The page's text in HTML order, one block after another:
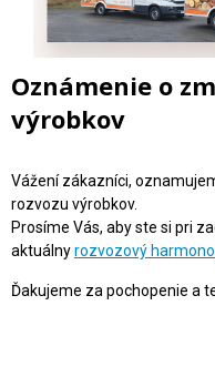
Oznámenie o
výrobkov
Vážení zákazníci,
rozvozu výrobkov.
Prosíme Vás, aby ste si pri
aktuálnyrozvozový
Ďakujeme za pochopenie a